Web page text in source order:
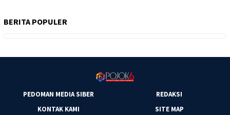
BERITA POPULER
PEDOMAN MEDIA SIBER
REDAKSI
KONTAK KAMI
SITE MAP